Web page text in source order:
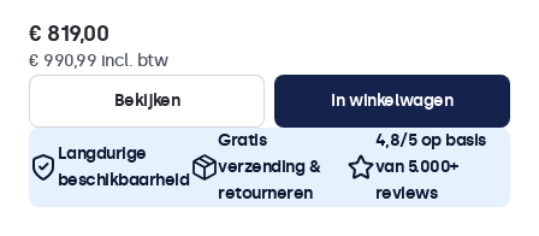
€ 819,00
€ 990,99 incl. btw
Bekijken
In winkelwagen
Langdurige
beschikbaarheid
Gratis
verzending &
retourneren
4,8/5 op basis
van 5.000+
reviews